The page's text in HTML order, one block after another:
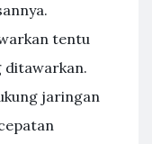
tentu
ditawarkan.
jaringan